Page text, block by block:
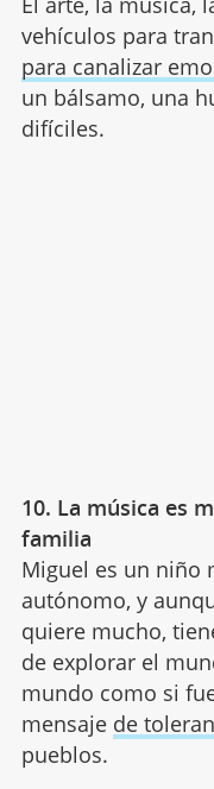
vehículos para
para canalizar
un bálsamo, una
difíciles.
10. La música es
familia
Miguel es un niño
autónomo, y
quiere mucho,
de explorar el
mundo como si
mensaje de
pueblos.